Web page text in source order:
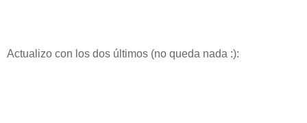
Actualizo con los dos últimos (no queda nada :):